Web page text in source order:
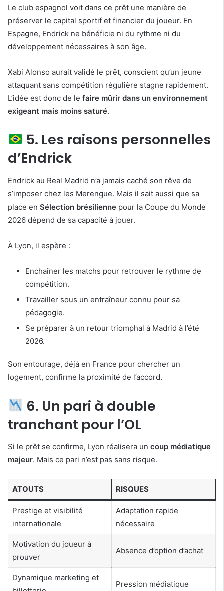
Le club espagnol voit dans ce prêt une manière de
préserver le capital sportif et financier du joueur. En
Espagne, Endrick ne bénéficie ni du rythme ni du
développement nécessaires à son âge.
Xabi Alonso aurait validé le prêt, conscient qu’un jeune
attaquant sans compétition régulière stagne rapidement.
L’idée est donc de le faire mûrir dans un environnement
exigeant mais moins saturé.
5. Les raisons personnelles
d’Endrick
Endrick au Real Madrid n’a jamais caché son rêve de
s’imposer chez les Merengue. Mais il sait aussi que sa
place en Sélection brésilienne pour la Coupe du Monde
2026 dépend de sa capacité à jouer.
À Lyon, il espère :
Enchaîner les matchs pour retrouver le rythme de
compétition.
Travailler sous un entraîneur connu pour sa
pédagogie.
Se préparer à un retour triomphal à Madrid à l’été
2026.
Son entourage, déjà en France pour chercher un
logement, confirme la proximité de l’accord.
6. Un pari à double
tranchant pour l’OL
Si le prêt se confirme, Lyon réalisera un coup médiatique
majeur. Mais ce pari n’est pas sans risque.
ATOUTS RISQUES
Prestige et visibilité
internationale
Adaptation rapide
nécessaire
Motivation du joueur à
prouver
Absence d’option d’achat
Dynamique marketing et
Pression médiatique